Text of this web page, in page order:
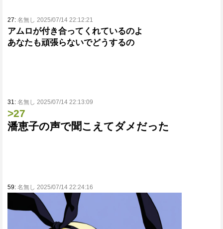
27: 名無し 2025/07/14 22:12:21
アムロが付き合ってくれているのよ
あなたも頑張らないでどうするの
31: 名無し 2025/07/14 22:13:09
>27
潘恵子の声で聞こえてダメだった
59: 名無し 2025/07/14 22:24:16